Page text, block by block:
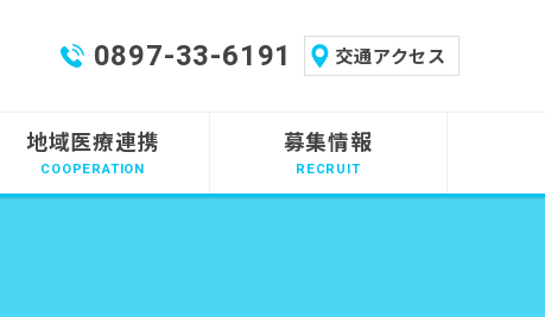
交通アクセス
0897-33-6191
地域医療連携 募集情報